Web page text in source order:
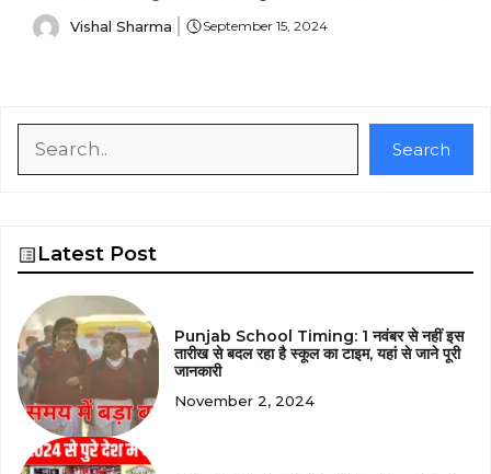
Vishal Sharma September 15, 2024
Search
Latest Post
Punjab School Timing: 1 नवंबर से नहीं इस
तारीख से बदल रहा है स्कूल का टाइम, यहां से जाने पूरी
जानकारी
November 2, 2024